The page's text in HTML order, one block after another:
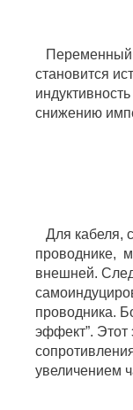
Переменный
становится
снижению
Для кабеля,
проводнике,
внешней.
проводника.
эффект”.
увеличением